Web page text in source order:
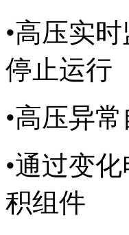
•高压实
停止运行
•高压异
•通过变
积组件